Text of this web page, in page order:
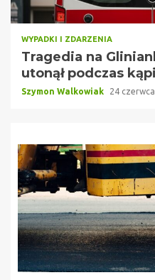
WYPADKI I ZDARZENIA
Tragedia na
utonął podczas
Szymon Walkowiak 24